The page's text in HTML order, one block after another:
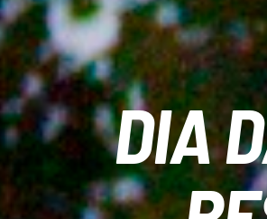
DIA